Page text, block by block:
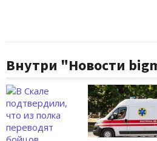
Внутри "Новости